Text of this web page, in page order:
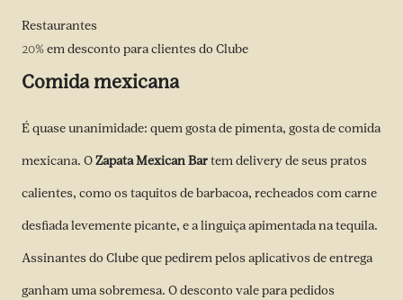
Restaurantes
20%em desconto para clientes do Clube
Comida mexicana
É quase unanimidade: quem gosta de pimenta, gosta de comida
mexicana. OZapata Mexican Bartem delivery de seus pratos
calientes, como os taquitos de barbacoa, recheados com carne
desfiada levemente picante, e a linguiça apimentada na tequila.
Assinantes do Clube que pedirem pelos aplicativos de entrega
ganham uma sobremesa. O desconto vale para pedidos